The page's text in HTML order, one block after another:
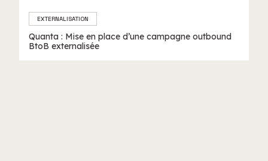
EXTERNALISATION
Quanta : Mise en place d’une campagne outbound
BtoB externalisée